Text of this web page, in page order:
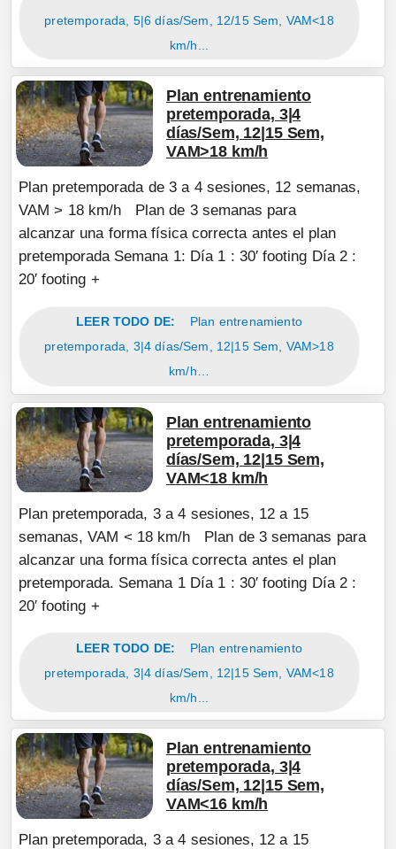
pretemporada, 5|6 días/Sem, 12/15 Sem, VAM<18
km/h...
Plan entrenamiento
pretemporada, 3|4
días/Sem, 12|15 Sem,
VAM>18 km/h
Plan pretemporada de 3 a 4 sesiones, 12 semanas,
VAM > 18 km/h Plan de 3 semanas para
alcanzar una forma física correcta antes el plan
pretemporada Semana 1: Día 1 : 30′ footing Día 2 :
20′ footing +
LEER TODO DE: Plan entrenamiento
pretemporada, 3|4 días/Sem, 12|15 Sem, VAM>18
km/h…
Plan entrenamiento
pretemporada, 3|4
días/Sem, 12|15 Sem,
VAM<18 km/h
Plan pretemporada, 3 a 4 sesiones, 12 a 15
semanas, VAM < 18 km/h Plan de 3 semanas para
alcanzar una forma física correcta antes el plan
pretemporada. Semana 1 Día 1 : 30′ footing Día 2 :
20′ footing +
LEER TODO DE: Plan entrenamiento
pretemporada, 3|4 días/Sem, 12|15 Sem, VAM<18
km/h...
Plan entrenamiento
pretemporada, 3|4
días/Sem, 12|15 Sem,
VAM<16 km/h
Plan pretemporada, 3 a 4 sesiones, 12 a 15